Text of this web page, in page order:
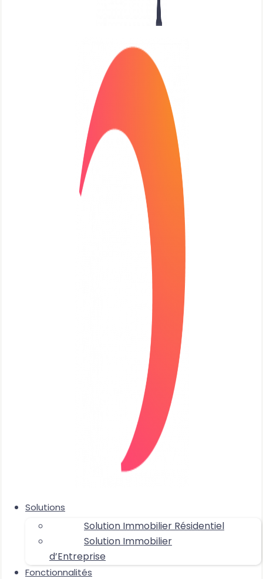
Solutions
Solution Immobilier Résidentiel
Solution Immobilier
d’Entreprise
Fonctionnalités